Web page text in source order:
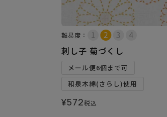
難易度：
刺し子 菊づくし
メール便6個まで可
和泉木綿(さらし)使用
¥572税込